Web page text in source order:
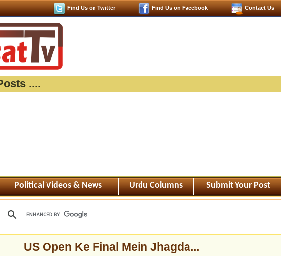
Contact Us
Find Us on Facebook
Find Us on Twitter
....
Political Videos & News Urdu Columns Submit Your Post
US Open Ke Final Mein Jhagda...